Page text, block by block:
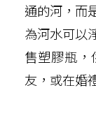
通的河，而
為河水可以
售塑膠瓶，
友，或在婚